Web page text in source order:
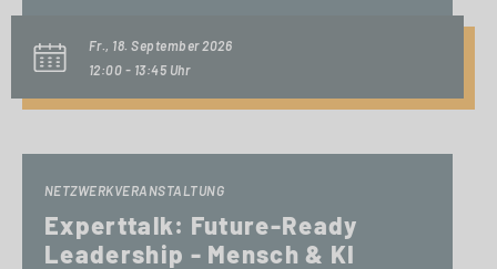
Fr., 18. September 2026
12:00 - 13:45 Uhr
NETZWERKVERANSTALTUNG
Experttalk: Future-Ready
Leadership - Mensch & KI